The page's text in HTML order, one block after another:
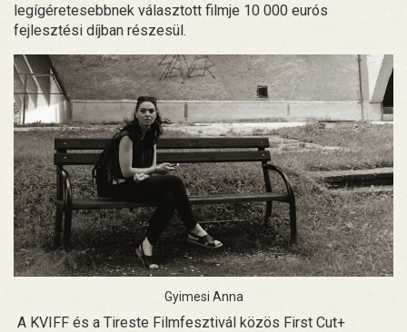
legígéretesebbnek választott filmje 10 000 eurós
fejlesztési díjban részesül.
Gyimesi Anna
A KVIFF és a Tireste Filmfesztivál közös First Cut+